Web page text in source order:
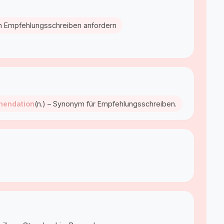
Empfehlungsschreiben anfordern
(n.) – Synonym für Empfehlungsschreiben.